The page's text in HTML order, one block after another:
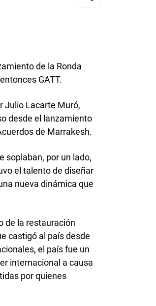
de la Ronda
GATT.
Julio Lacarte Muró,
desde el lanzamiento
de Marrakesh.
soplaban, por un lado,
el talento de diseñar
nueva dinámica que
de la restauración
castigó al país desde
el país fue un
internacional a causa
por quienes